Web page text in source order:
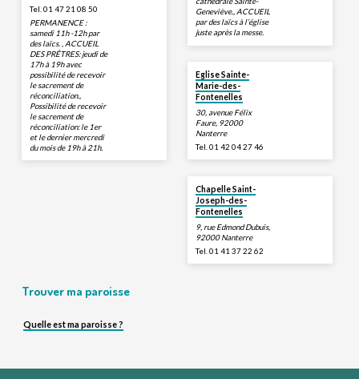
Tel. 01 47 21 08 50
PERMANENCE :
samedi 11h -12h par
des laïcs. , ACCUEIL
DES PRÊTRES: jeudi de
17h à 19h avec
possibilité de recevoir
le sacrement de
réconciliation.,
Possibilité de recevoir
le sacrement de
réconciliation: le 1er
et le dernier mercredi
du mois de 19h à 21h.
Geneviève., ACCUEIL
par des laïcs à l’église
juste après la messe.
Eglise Sainte-
Marie-des-
Fontenelles
30, avenue Félix
Faure, 92000
Nanterre
Tel. 01 42 04 27 46
Chapelle Saint-
Joseph-des-
Fontenelles
9, rue Edmond Dubuis,
92000 Nanterre
Tel. 01 41 37 22 62
Trouver ma paroisse
Quelle est ma paroisse ?